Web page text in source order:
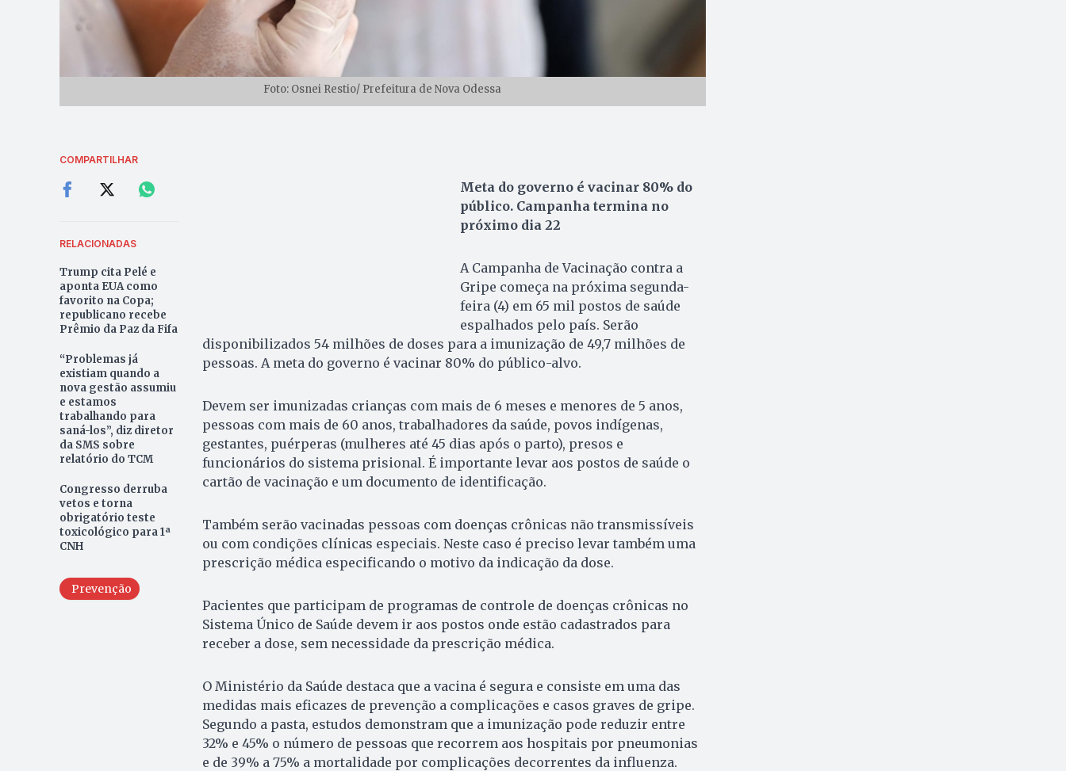
Foto: Osnei Restio/ Prefeitura de Nova Odessa
COMPARTILHAR
RELACIONADAS
Trump cita Pelé e
aponta EUA como
favorito na Copa;
republicano recebe
Prêmio da Paz da Fifa
“Problemas já
existiam quando a
nova gestão assumiu
e estamos
trabalhando para
saná-los”, diz diretor
da SMS sobre
relatório do TCM
Congresso derruba
vetos e torna
obrigatório teste
toxicológico para 1ª
CNH
Prevenção
Meta do governo é vacinar 80% do
público. Campanha termina no
próximo dia 22
A Campanha de Vacinação contra a
Gripe começa na próxima segunda-
feira (4) em 65 mil postos de saúde
espalhados pelo país. Serão
disponibilizados 54 milhões de doses para a imunização de 49,7 milhões de
pessoas. A meta do governo é vacinar 80% do público-alvo.
Devem ser imunizadas crianças com mais de 6 meses e menores de 5 anos,
pessoas com mais de 60 anos, trabalhadores da saúde, povos indígenas,
gestantes, puérperas (mulheres até 45 dias após o parto), presos e
funcionários do sistema prisional. É importante levar aos postos de saúde o
cartão de vacinação e um documento de identificação.
Também serão vacinadas pessoas com doenças crônicas não transmissíveis
ou com condições clínicas especiais. Neste caso é preciso levar também uma
prescrição médica especificando o motivo da indicação da dose.
Pacientes que participam de programas de controle de doenças crônicas no
Sistema Único de Saúde devem ir aos postos onde estão cadastrados para
receber a dose, sem necessidade da prescrição médica.
O Ministério da Saúde destaca que a vacina é segura e consiste em uma das
medidas mais eficazes de prevenção a complicações e casos graves de gripe.
Segundo a pasta, estudos demonstram que a imunização pode reduzir entre
32% e 45% o número de pessoas que recorrem aos hospitais por pneumonias
e de 39% a 75% a mortalidade por complicações decorrentes da influenza.